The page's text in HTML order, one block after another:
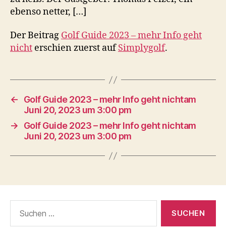
ebenso netter, […]
Der Beitrag Golf Guide 2023 – mehr Info geht
nicht erschien zuerst aufSimplygolf.
←
Golf Guide 2023 – mehr Info geht nichtam
Juni 20, 2023 um 3:00 pm
→
Golf Guide 2023 – mehr Info geht nichtam
Juni 20, 2023 um 3:00 pm
nach: